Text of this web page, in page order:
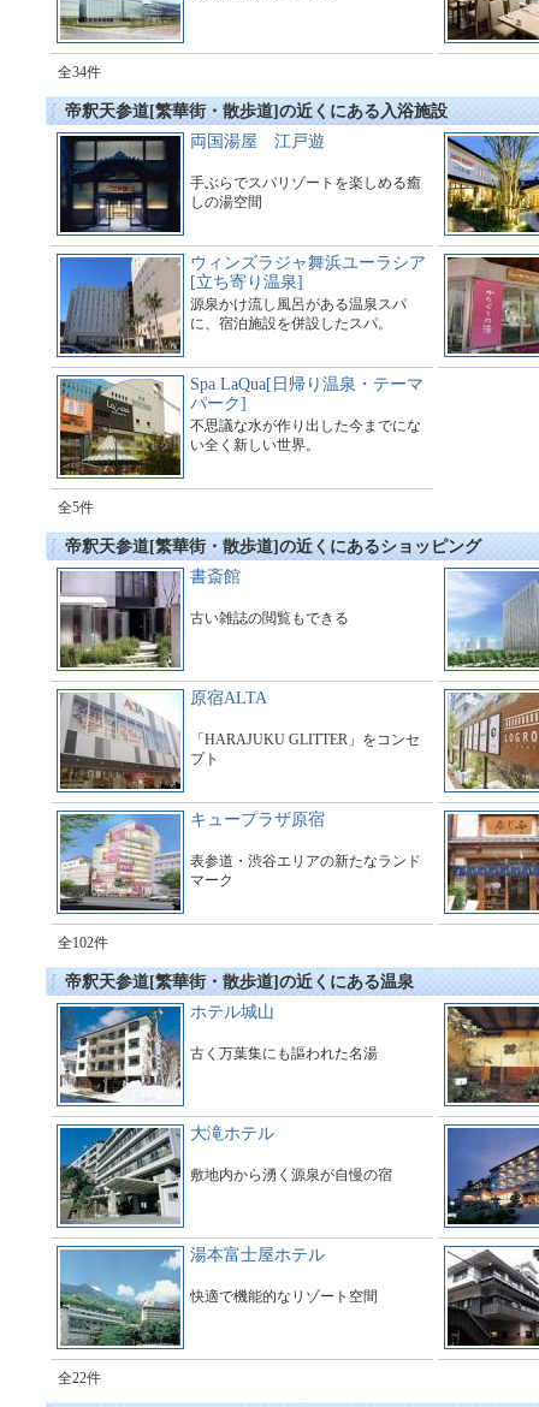
全34件
帝釈天参道[繁華街・散歩道]の近くにある入浴施設
両国湯屋 江戸遊
手ぶらでスパリゾートを楽しめる癒
しの湯空間
ウィンズラジャ舞浜ユーラシア
[立ち寄り温泉]
源泉かけ流し風呂がある温泉スパ
に、宿泊施設を併設したスパ。
Spa LaQua[日帰り温泉・テーマ
パーク]
不思議な水が作り出した今までにな
い全く新しい世界。
全5件
帝釈天参道[繁華街・散歩道]の近くにあるショッピング
書斎館
古い雑誌の閲覧もできる
原宿ALTA
「HARAJUKU GLITTER」をコンセ
プト
キュープラザ原宿
表参道・渋谷エリアの新たなランド
マーク
全102件
帝釈天参道[繁華街・散歩道]の近くにある温泉
ホテル城山
古く万葉集にも謳われた名湯
大滝ホテル
敷地内から湧く源泉が自慢の宿
湯本富士屋ホテル
快適で機能的なリゾート空間
全22件